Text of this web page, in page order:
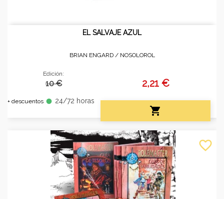
EL SALVAJE AZUL
BRIAN ENGARD / NOSOLOROL
Edición:
10 €
+ descuentos fiber_manual_record 24/72 horas
2,21 €

favorite_border